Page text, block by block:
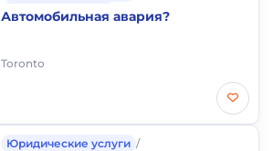
Аварии и штрафы
Автомобильная авария?
Toronto
Юридические услуги /